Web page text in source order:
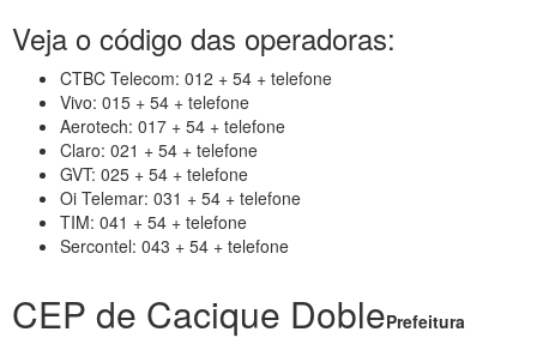
Veja o código das operadoras:
CTBC Telecom: 012 + 54 + telefone
Vivo: 015 + 54 + telefone
Aerotech: 017 + 54 + telefone
Claro: 021 + 54 + telefone
GVT: 025 + 54 + telefone
Oi Telemar: 031 + 54 + telefone
TIM: 041 + 54 + telefone
Sercontel: 043 + 54 + telefone
CEP de Cacique DoblePrefeitura